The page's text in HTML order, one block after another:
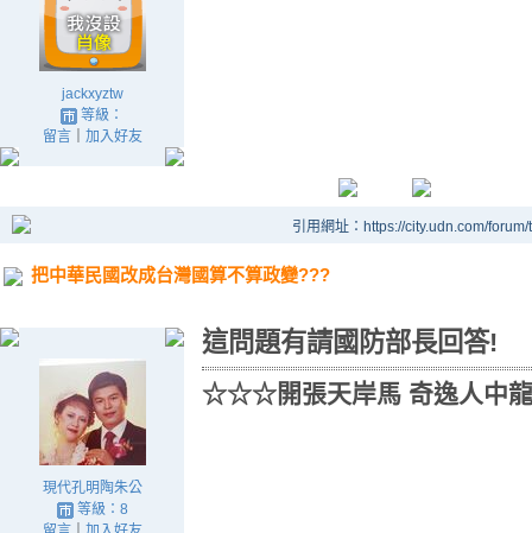
jackxyztw
等級：
留言｜ 加入好友
引用網址：https://city.udn.com/
把中華民國改成台灣國算不算政變???
現代孔明陶朱公
等級：8
這問題有請國防部長回答!
☆☆☆開張天岸馬 奇逸人